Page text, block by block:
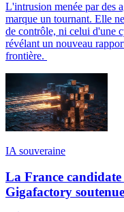
L'intrusion menée par des
marque un tournant. Elle
de contrôle, ni celui d'une
révélant un nouveau
frontière.
IA souveraine
La France
Gigafactory